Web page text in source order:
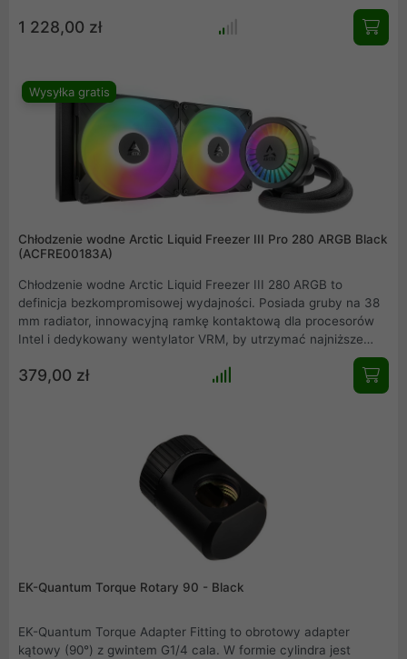
skuteczne chłodzenie procesora. Podświetlenie ARGB z pełną
synchronizacją z popularnymi systemami oświetleniowymi i
nowoczesny wyświetlacz 3D AMOLED wprowadzą estetykę i
1 228,00 zł
Wysyłka gratis
Chłodzenie wodne Arctic Liquid Freezer III Pro 280 ARGB Black
(ACFRE00183A)
Chłodzenie wodne Arctic Liquid Freezer III 280 ARGB to
definicja bezkompromisowej wydajności. Posiada gruby na 38
mm radiator, innowacyjną ramkę kontaktową dla procesorów
Intel i dedykowany wentylator VRM, by utrzymać najniższe
temperatury. Potężne wentylatory P14 Pro ARGB zapewniają
cichą pracę i efektowne podświetlenie, a 6-letnia gwarancja to
379,00 zł
EK-Quantum Torque Rotary 90 - Black
EK-Quantum Torque Adapter Fitting to obrotowy adapter
kątowy (90°) z gwintem G1/4 cala. W formie cylindra jest